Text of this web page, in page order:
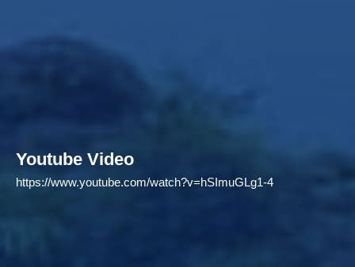
Youtube Video
https://www.youtube.com/watch?v=hSImuGLg1-4